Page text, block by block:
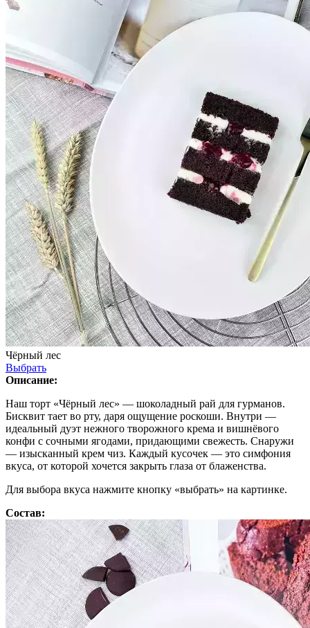
Чёрный лес
Выбрать
Описание:
Наш торт «Чёрный лес» — шоколадный рай для гурманов.
Бисквит тает во рту, даря ощущение роскоши. Внутри —
идеальный дуэт нежного творожного крема и вишнёвого
конфи с сочными ягодами, придающими свежесть. Снаружи
— изысканный крем чиз. Каждый кусочек — это симфония
вкуса, от которой хочется закрыть глаза от блаженства.
Для выбора вкуса нажмите кнопку «выбрать» на картинке.
Состав: